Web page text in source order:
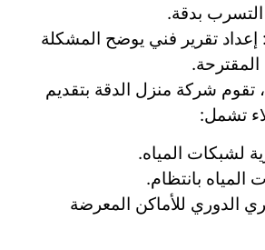
التسرب بدقة.
: إعداد تقرير فني يوضح المشكلة
تقوم شركة منزل الدقة بتقديم
تشمل:
لشبكات المياه.
المياه بانتظام.
الدوري للأماكن المعرضة